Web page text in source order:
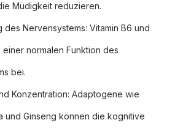
Müdigkeit reduzieren.
des Nervensystems: Vitamin B6 und
einer normalen Funktion des
bei.
Konzentration: Adaptogene wie
und Ginseng können die kognitive